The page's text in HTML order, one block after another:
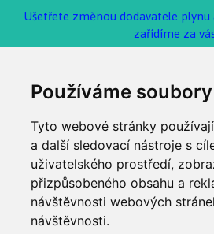
Používáme
Tyto webové stránky
a další sledovací nástroje s
uživatelského prostředí,
přizpůsobeného obsahu a
návštěvnosti webových
návštěvnosti.
Ušetřete změnou dodavatele plynu
zařídíme za